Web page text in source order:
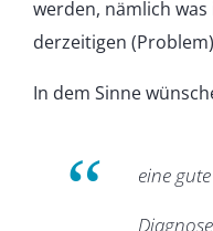
werden, nämlich
derzeitigen
In dem Sinne
eine